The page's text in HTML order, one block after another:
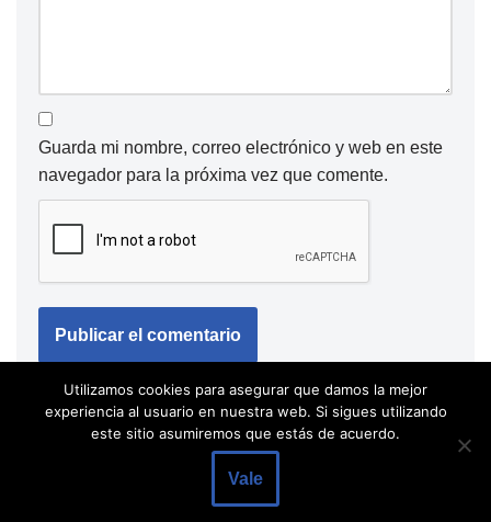
Guarda mi nombre, correo electrónico y web en este
navegador para la próxima vez que comente.
Utilizamos cookies para asegurar que damos la mejor
experiencia al usuario en nuestra web. Si sigues utilizando
este sitio asumiremos que estás de acuerdo.
Vale